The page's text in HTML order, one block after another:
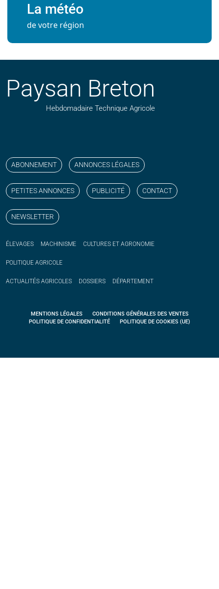
La météo
de votre région
Paysan Breton
Hebdomadaire Technique Agricole
ABONNEMENT ANNONCES LÉGALES
PETITES ANNONCES PUBLICITÉ CONTACT
NEWSLETTER
ÉLEVAGES MACHINISME CULTURES ET AGRONOMIE
POLITIQUE AGRICOLE
ACTUALITÉS AGRICOLES DOSSIERS DÉPARTEMENT
MENTIONS LÉGALES
CONDITIONS GÉNÉRALES DES VENTES
POLITIQUE DE CONFIDENTIALITÉ
POLITIQUE DE COOKIES (UE)